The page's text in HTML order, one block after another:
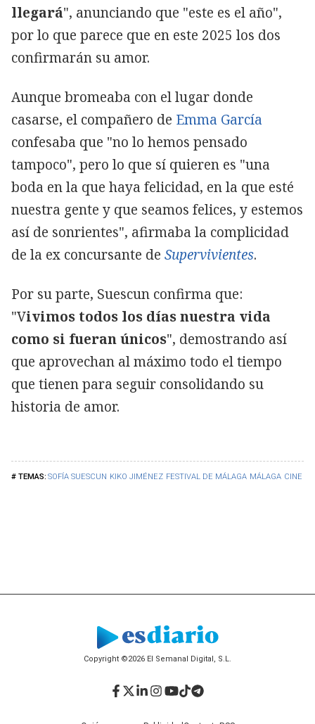
SOFÍA SUESCUN KIKO JIMÉNEZ FESTIVAL DE MÁLAGA MÁLAGA CINE
llegará", anunciando que "este es el año",
por lo que parece que en este 2025 los dos
confirmarán su amor.
Aunque bromeaba con el lugar donde
casarse, el compañero de Emma García
confesaba que "no lo hemos pensado
tampoco", pero lo que sí quieren es "una
boda en la que haya felicidad, en la que esté
nuestra gente y que seamos felices, y estemos
así de sonrientes", afirmaba la complicidad
de la ex concursante de Supervivientes.
Por su parte, Suescun confirma que:
"Vivimos todos los días nuestra vida
como si fueran únicos", demostrando así
que aprovechan al máximo todo el tiempo
que tienen para seguir consolidando su
historia de amor.
Copyright ©2026 El Semanal Digital, S.L.
Facebook
Twitter
LinkedIn
Instagram
YouTube
TikTok
Telegram